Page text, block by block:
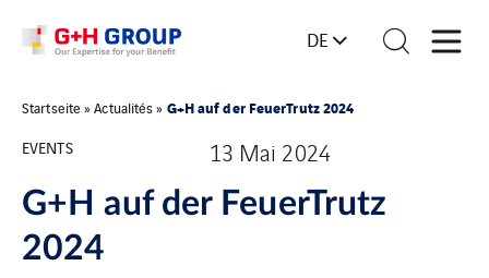
DE
Startseite »Actualités» G+H auf der FeuerTrutz 2024
EVENTS
13 Mai 2024
G+H auf der FeuerTrutz
2024